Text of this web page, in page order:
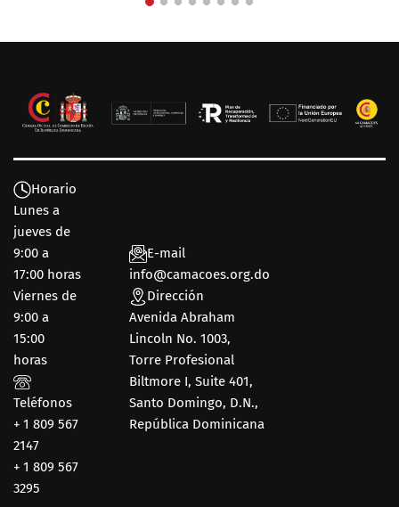
Horario
Lunes a
jueves de
9:00 a
17:00 horas
Viernes de
9:00 a
15:00
horas
Teléfonos
+ 1 809 567
2147
+ 1 809 567
3295
E-mail
info@camacoes.org.do
Dirección
Avenida Abraham
Lincoln No. 1003,
Torre Profesional
Biltmore I, Suite 401,
Santo Domingo, D.N.,
República Dominicana